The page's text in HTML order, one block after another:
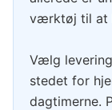
værktøj til at
Vælg
stedet for
dagtimerne.